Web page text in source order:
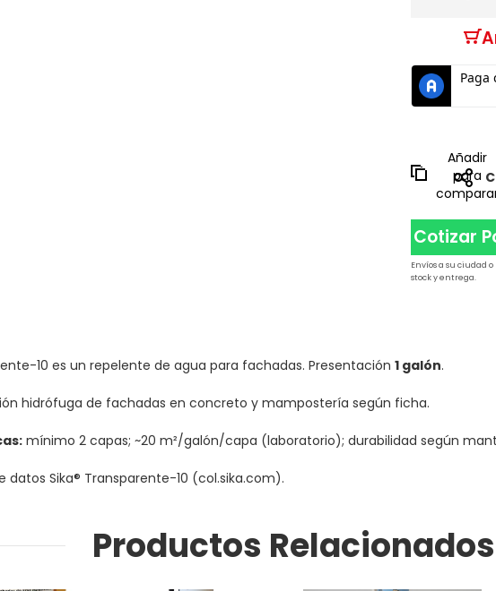
Añadir
para
Cotizar
Envíos a su ciudad
stock y entrega.
10 es un repelente de agua para fachadas. Presentación 1 galón.
hidrófuga de fachadas en concreto y mampostería según ficha.
mínimo 2 capas; ~20 m²/galón/capa (laboratorio); durabilidad según
datos Sika® Transparente-10 (col.sika.com).
Productos Relacionados